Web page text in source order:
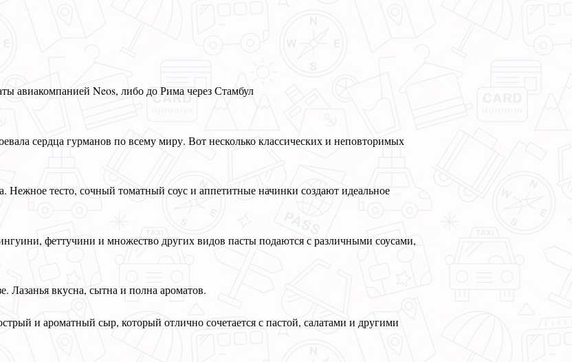
Neos, либо до Рима через Стамбул
сердца гурманов по всему миру. Вот несколько классических и неповторимых
Нежное тесто, сочный томатный соус и аппетитные начинки создают идеальное
феттучини и множество других видов пасты подаются с различными соусами,
Лазанья вкусна, сытна и полна ароматов.
и ароматный сыр, который отлично сочетается с пастой, салатами и другими